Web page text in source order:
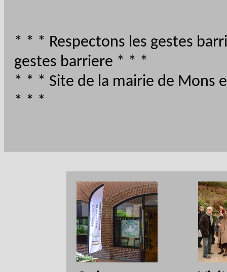
* * * Respectons les gestes
gestes barriere * * *
* * * Site de la mairie de Mons
* * *